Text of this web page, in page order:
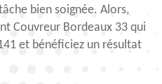
bien soignée. Alors,
Couvreur Bordeaux 33 qui
et bénéficiez un résultat